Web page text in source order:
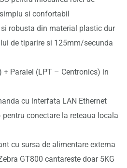
si confortabil
robusta din material plastic dur
de tiparire si 125mm/secunda
+ Paralel (LPT – Centronics) in
cu interfata LAN Ethernet
conectare la reteaua locala
cu sursa de alimentare externa
GT800 cantareste doar 5KG